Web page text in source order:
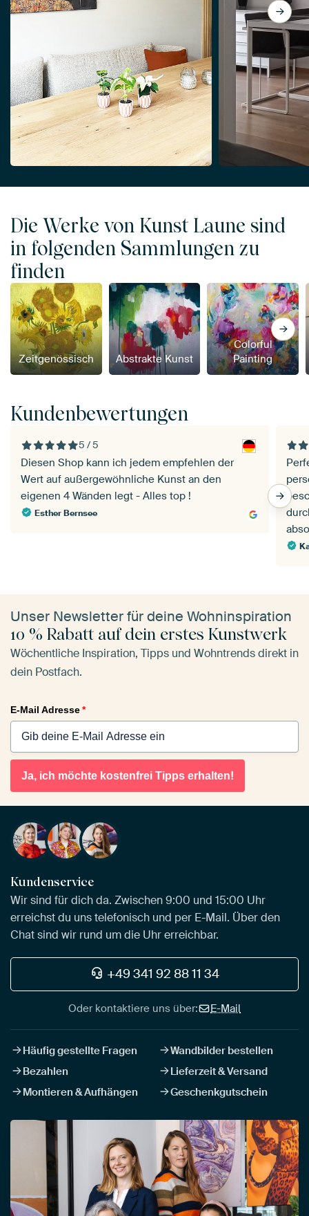
View Blumen Frau | Frau und bunter Kranz
Die Werke von Kunst Laune sind
in folgenden Sammlungen zu
finden
Zeitgenössisch Abstrakte Kunst
Colorful
Painting
Kundenbewertungen
5 / 5
Diesen Shop kann ich jedem empfehlen der
Wert auf außergewöhnliche Kunst an den
eigenen 4 Wänden legt - Alles top !
Esther Bernsee
Unser Newsletter für deine Wohninspiration
10 % Rabatt auf dein erstes Kunstwerk
Wöchentliche Inspiration, Tipps und Wohntrends direkt in
dein Postfach.
E-Mail Adresse*
Ja, ich möchte kostenfrei Tipps erhalten!
Kundenservice
Wir sind für dich da. Zwischen 9:00 und 15:00 Uhr
erreichst du uns telefonisch und per E-Mail. Über den
Chat sind wir rund um die Uhr erreichbar.
+49 341 92 88 11 34
Oder kontaktiere uns über: E-Mail
Häufig gestellte Fragen
Wandbilder bestellen
Bezahlen
Lieferzeit & Versand
Montieren & Aufhängen
Geschenkgutschein